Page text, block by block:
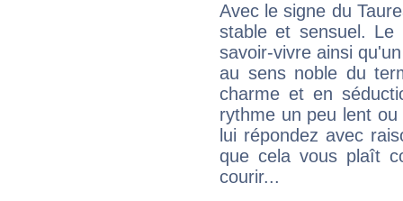
Avec le signe du
stable et sensuel.
savoir-vivre ainsi
au sens noble du
charme et en
rythme un peu lent
lui répondez avec
que cela vous plaît
courir...